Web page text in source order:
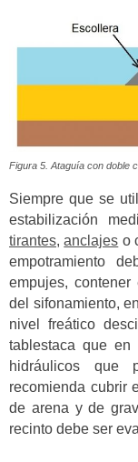
Figura 5. Ataguía con doble
Siempre que se
estabilización
tirantes,anclajes o
empotramiento
empujes,
del sifonamiento,
nivel freático
tablestaca que en
hidráulicos que
recomienda cubrir
de arena y de
recinto debe ser